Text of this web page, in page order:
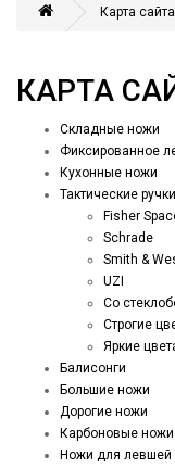
Карта сайта
КАРТА
Складные ножи
Фиксированное
Кухонные ножи
Тактические ручки
Fisher
Schrade
Smith &
UZI
Со
Строгие
Яркие
Балисонги
Большие ножи
Дорогие ножи
Карбоновые ножи
Ножи для левшей